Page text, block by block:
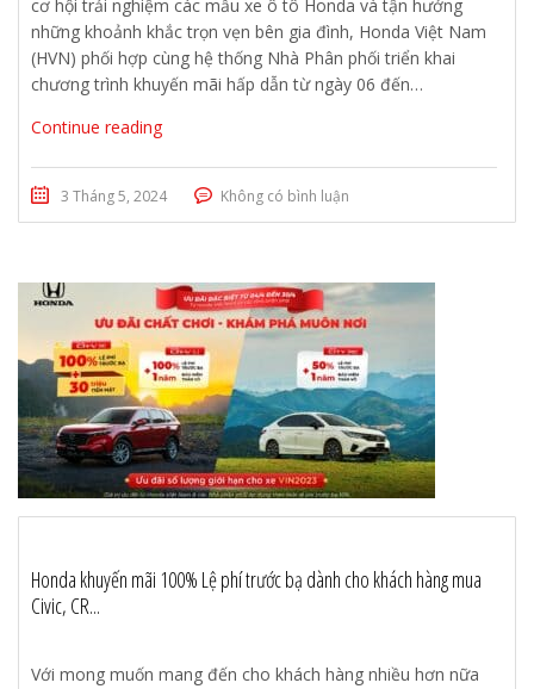
cơ hội trải nghiệm các mẫu xe ô tô Honda và tận hưởng
những khoảnh khắc trọn vẹn bên gia đình, Honda Việt Nam
(HVN) phối hợp cùng hệ thống Nhà Phân phối triển khai
chương trình khuyến mãi hấp dẫn từ ngày 06 đến…
Continue reading
3 Tháng 5, 2024 Không có bình luận
Honda khuyến mãi 100% Lệ phí trước bạ dành cho khách hàng mua
Civic, CR...
Với mong muốn mang đến cho khách hàng nhiều hơn nữa